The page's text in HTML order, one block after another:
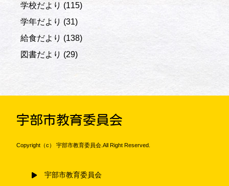
学校だより (115)
学年だより (31)
給食だより (138)
図書だより (29)
宇部市教育委員会
Copyright（c） 宇部市教育委員会.All Right Reserved.
宇部市教育委員会